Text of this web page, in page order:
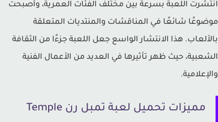
اللعبة بسرعة بين مختلف الفئات العمرية، وأصبحت
شائعًا في المناقشات والمنتديات المتعلقة
هذا الانتشار الواسع جعل اللعبة جزءًا من الثقافة
حيث ظهر تأثيرها في العديد من الأعمال الفنية
مميزات تحميل لعبة تمبل رن Temple